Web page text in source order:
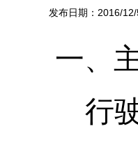
发布日期： 2016/
一、
行